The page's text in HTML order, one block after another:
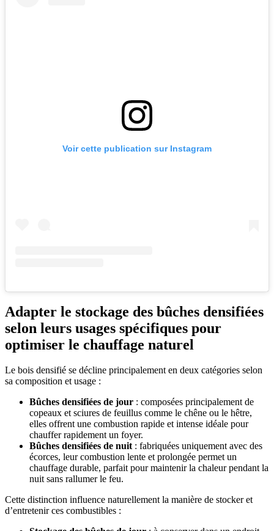
Voir cette publication sur Instagram
Adapter le stockage des bûches densifiées
selon leurs usages spécifiques pour
optimiser le chauffage naturel
Le bois densifié se décline principalement en deux catégories selon
sa composition et usage :
Bûches densifiées de jour : composées principalement de
copeaux et sciures de feuillus comme le chêne ou le hêtre,
elles offrent une combustion rapide et intense idéale pour
chauffer rapidement un foyer.
Bûches densifiées de nuit: fabriquées uniquement avec des
écorces, leur combustion lente et prolongée permet un
chauffage durable, parfait pour maintenir la chaleur pendant la
nuit sans rallumer le feu.
Cette distinction influence naturellement la manière de stocker et
d’entretenir ces combustibles :